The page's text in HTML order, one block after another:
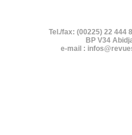
Tel./fax: (00225) 22 444
BP V34
e-mail :